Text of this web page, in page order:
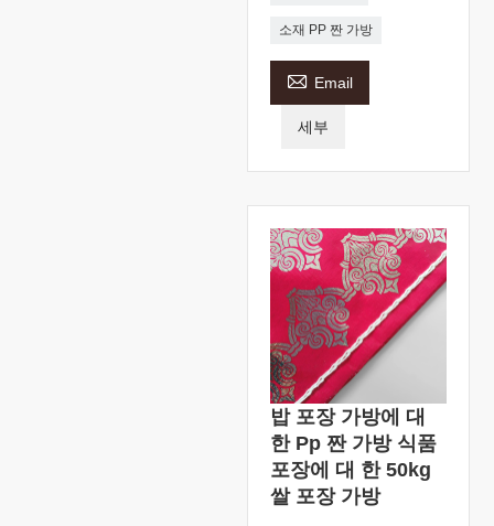
소재 PP 짠 가방
 Email
세부
밥 포장 가방에 대
한 Pp 짠 가방 식품
포장에 대 한 50kg
쌀 포장 가방